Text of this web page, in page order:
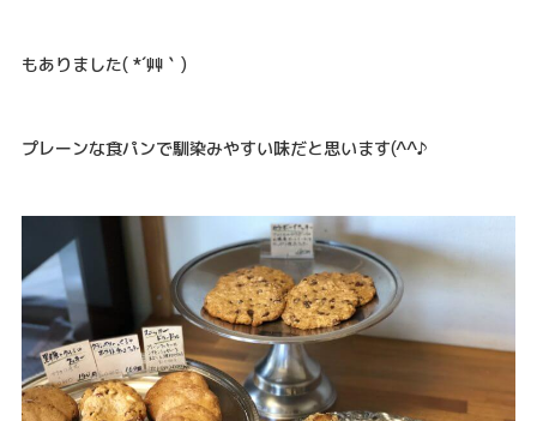
もありました( *´艸｀)
プレーンな食パンで馴染みやすい味だと思います(^^♪